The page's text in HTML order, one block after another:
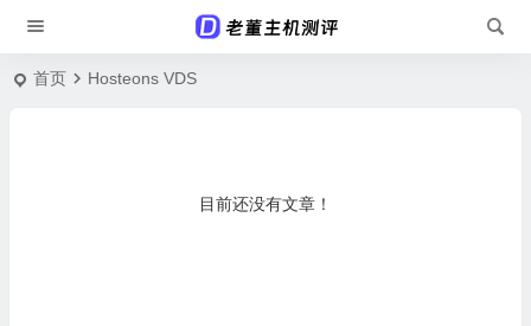
首页 Hosteons VDS
目前还没有文章！